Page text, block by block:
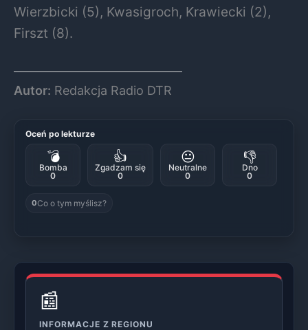
Wierzbicki (5), Kwasigroch, Krawiecki (2),
Firszt (8).
Autor: Redakcja Radio DTR
Oceń po lekturze
💣
Bomba
0
👍
Zgadzam się
0
😐
Neutralne
0
👎
Dno
0
0Co o tym myślisz?
📰
INFORMACJE Z REGIONU